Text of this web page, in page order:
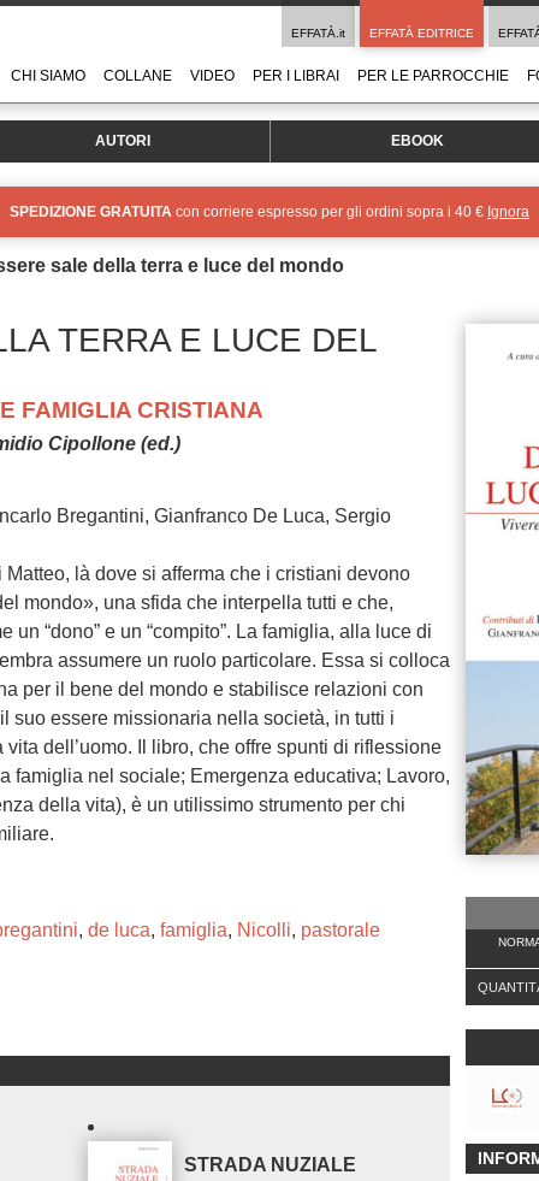
EFFATÀ.it EFFATÀ EDITRICE
CHI SIAMO COLLANE VIDEO PER I LIBRAI PER LE PARROCCHIE
AUTORI EBOOK
SPEDIZIONE GRATUITA con corriere espresso per gli ordini sopra i 40 € Ignora
sale della terra e luce del mondo
TERRA E LUCE DEL
FAMIGLIA CRISTIANA
Cipollone (ed.)
Bregantini, Gianfranco De Luca, Sergio
là dove si afferma che i cristiani devono
mondo», una sfida che interpella tutti e che,
“dono” e un “compito”. La famiglia, alla luce di
assumere un ruolo particolare. Essa si colloca
per il bene del mondo e stabilisce relazioni con
suo essere missionaria nella società, in tutti i
dell’uomo. Il libro, che offre spunti di riflessione
famiglia nel sociale; Emergenza educativa; Lavoro,
della vita), è un utilissimo strumento per chi
, de luca, famiglia, Nicolli, pastorale
STRADA NUZIALE